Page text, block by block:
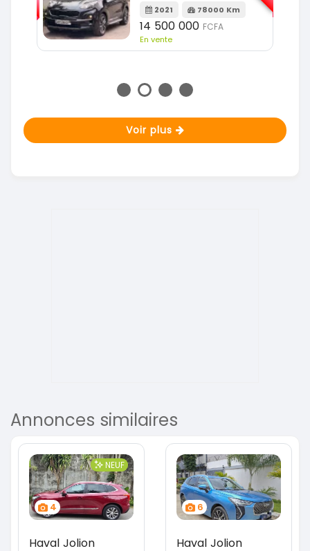
2021 78000 Km
14 500 000 FCFA
En vente
Voir plus
Annonces similaires
4
NEUF
Haval Jolion
6
Haval Jolion